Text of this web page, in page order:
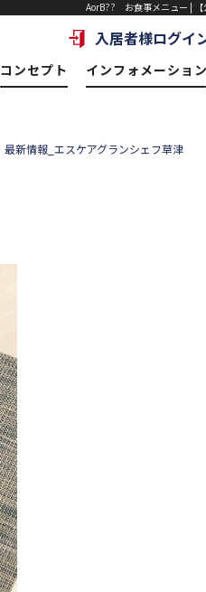
AorB?? お食事メニュー | 【
入居者様ログイ
コンセプト インフォメーション
最新情報_エスケアグランシェフ草津